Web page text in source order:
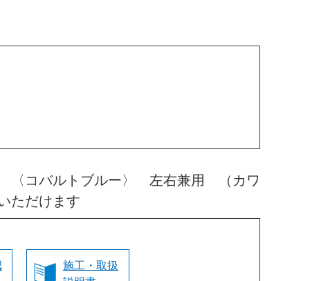
コバルトブルー〉 左右兼用 （カワ
ただけます
施工・取扱